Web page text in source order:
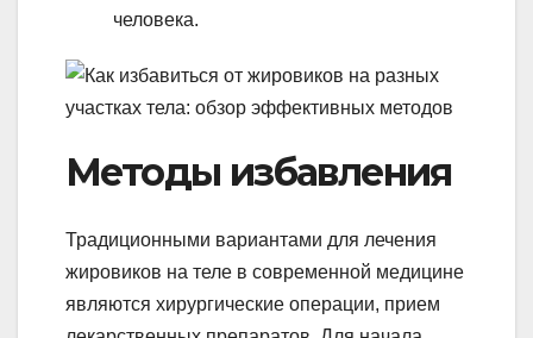
человека.
Методы избавления
Традиционными вариантами для лечения
жировиков на теле в современной медицине
являются хирургические операции, прием